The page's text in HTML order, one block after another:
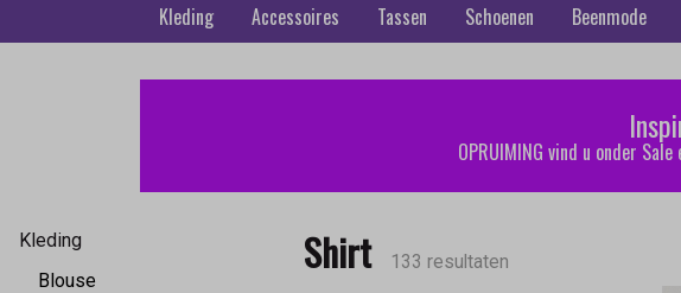
Kleding Accessoires Tassen Schoenen Beenmode
Shirt
Keskusta OPRUIMING vind u onder
Kleding
Blouse
Shirt 133 resultaten